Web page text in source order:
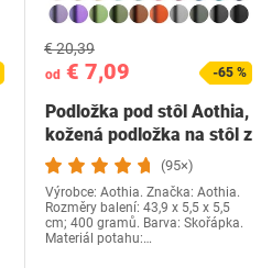
od € 7,09
€ 20,39
-65 %
Podložka pod stôl Aothia,
kožená podložka na stôl z
umelej…
(95×)
Výrobce: Aothia. Značka: Aothia.
Rozměry balení: 43,9 x 5,5 x 5,5
cm; 400 gramů. Barva: Skořápka.
Materiál potahu:…